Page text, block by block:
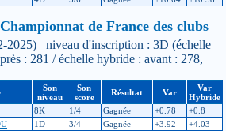
de France des clubs
2025) niveau d'inscription : 3D (échelle
: 281 / échelle hybride : avant : 278,
Son
niveau
Son
score
Résultat Var
Var
Hybride
8K 1/4 Gagnée +0.78
+0.8
1D 3/4 Gagnée +3.92
+4.03